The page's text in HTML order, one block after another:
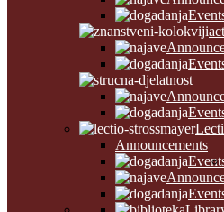
Announcements